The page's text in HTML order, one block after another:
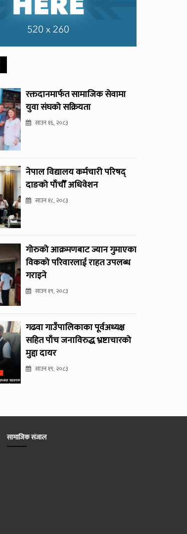
रक्तदानमार्फत सामाजिक सेवामा
युवा संघको सक्रियता
साउन १६, २०८३
नेपाल विद्यालय कर्मचारी परिषद्
दाङको पाँचौँ अधिवेशन
साउन १८, २०८३
गोरुको आक्रमणबाट ज्यान गुमाएका
विकको परिवारलाई राहत उपलब्ध
गराइने
साउन १९, २०८३
गढवा गाउँपालिकाका पूर्वअध्यक्ष
सहित पाँच जनाविरुद्ध भ्रष्टाचारको
मुद्दा दायर
साउन १९, २०८३
सामाजिक संजाल